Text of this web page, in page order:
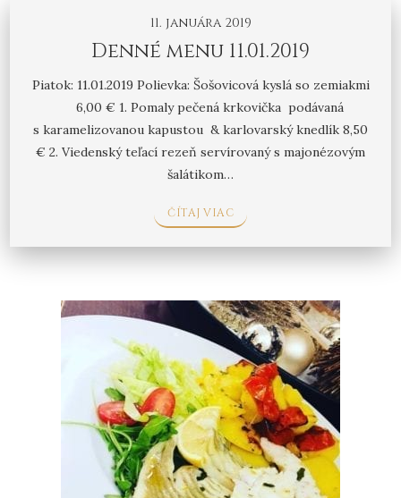
11. januára 2019
Denné menu 11.01.2019
Piatok: 11.01.2019 Polievka: Šošovicová kyslá so zemiakmi
6,00 € 1. Pomaly pečená krkovička podávaná
s karamelizovanou kapustou & karlovarský knedlík 8,50
€ 2. Viedenský teľací rezeň servírovaný s majonézovým
šalátikom…
ČÍTAJ VIAC